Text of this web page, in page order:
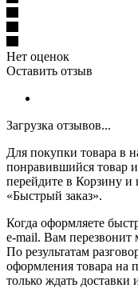
Нет оценок
Оставить отзыв
Загрузка отзывов...
Для покупки товара в
понравившийся товар и
перейдите в Корзину
«Быстрый заказ».
Когда оформляете
e-mail. Вам перезвонит
По результатам
оформления товара на
только ждать доставки